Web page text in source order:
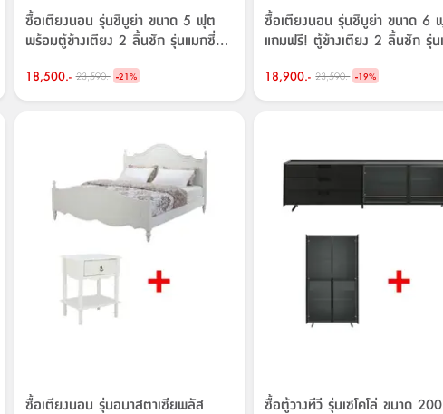
ซื้อเตียงนอน รุ่นชิบูย่า ขนาด 5 ฟุต
พร้อมตู้ข้างเตียง 2 ลิ้นชัก รุ่นแมกซี่
18,500.- 23,590.- -21%
ซื้อเตียงนอน รุ่นชิบูย่า ขนาด 6
แถมฟรี! ตู้ข้างเตียง 2 ลิ้นชัก รุ่น
18,900.- 23,590.- -19%
ซื้อเตียงนอน รุ่นอนาสตาเซียพลัส
ซื้อตู้วางทีวี รุ่นเซโคโล่ ขนาด